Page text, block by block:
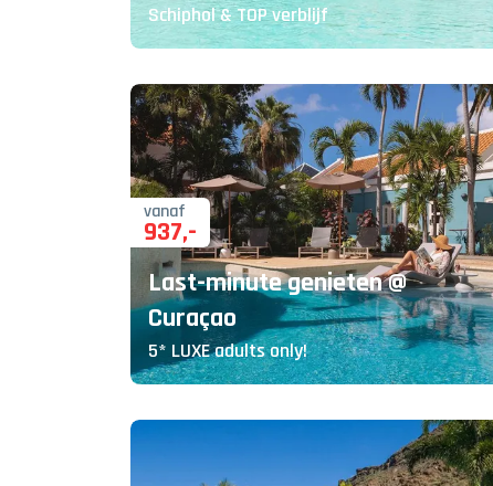
Schiphol & TOP verblijf
vanaf
937,-
Last-minute genieten @
Curaçao
5* LUXE adults only!